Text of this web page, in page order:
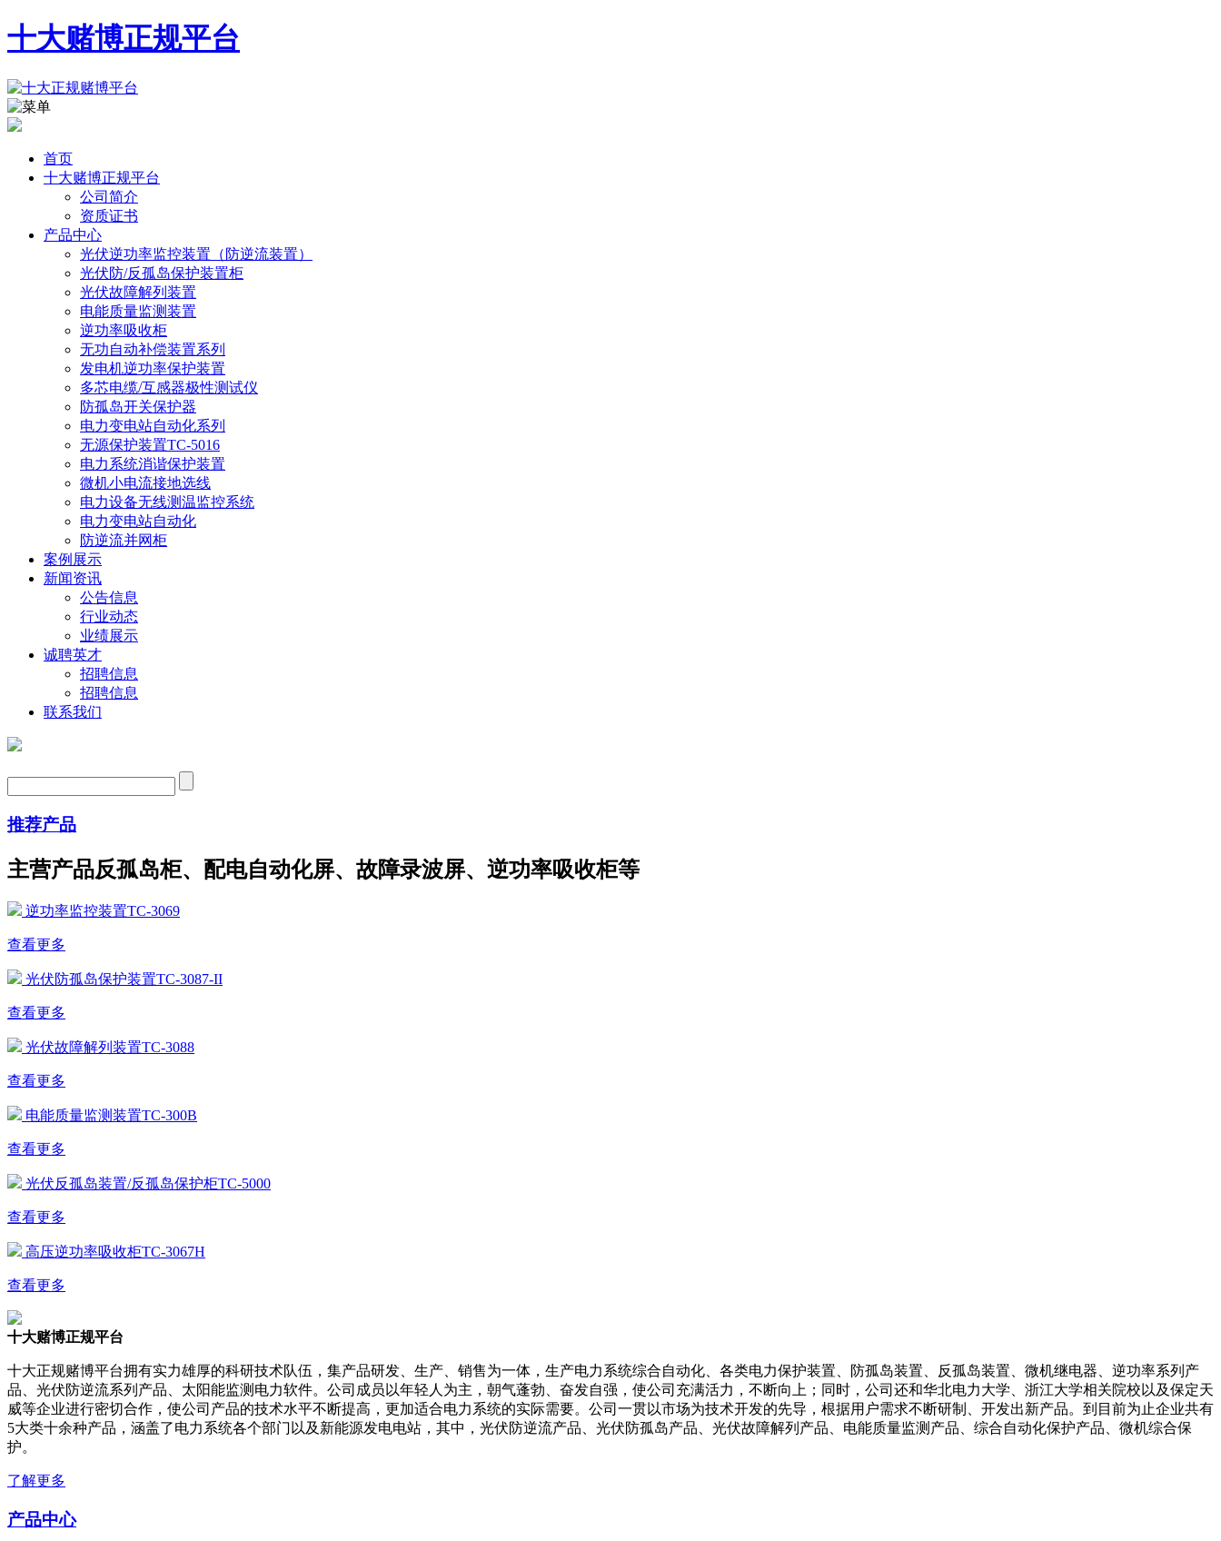
十大赌博正规平台
首页
十大赌博正规平台
公司简介
资质证书
产品中心
光伏逆功率监控装置（防逆流装置）
光伏防/反孤岛保护装置柜
光伏故障解列装置
电能质量监测装置
逆功率吸收柜
无功自动补偿装置系列
发电机逆功率保护装置
多芯电缆/互感器极性测试仪
防孤岛开关保护器
电力变电站自动化系列
无源保护装置TC-5016
电力系统消谐保护装置
微机小电流接地选线
电力设备无线测温监控系统
电力变电站自动化
防逆流并网柜
案例展示
新闻资讯
公告信息
行业动态
业绩展示
诚聘英才
招聘信息
招聘信息
联系我们
推荐产品
主营产品反孤岛柜、配电自动化屏、故障录波屏、逆功率吸收柜等
逆功率监控装置TC-3069
查看更多
光伏防孤岛保护装置TC-3087-II
查看更多
光伏故障解列装置TC-3088
查看更多
电能质量监测装置TC-300B
查看更多
光伏反孤岛装置/反孤岛保护柜TC-5000
查看更多
高压逆功率吸收柜TC-3067H
查看更多
十大赌博正规平台
十大正规赌博平台拥有实力雄厚的科研技术队伍，集产品研发、生产、销售为一体，生产电力系统综合自动化、各类电力保护装置、防孤岛装置、反孤岛装置、微机继电器、逆功率系列产
品、光伏防逆流系列产品、太阳能监测电力软件。公司成员以年轻人为主，朝气蓬勃、奋发自强，使公司充满活力，不断向上；同时，公司还和华北电力大学、浙江大学相关院校以及保定天
威等企业进行密切合作，使公司产品的技术水平不断提高，更加适合电力系统的实际需要。公司一贯以市场为技术开发的先导，根据用户需求不断研制、开发出新产品。到目前为止企业共有
5大类十余种产品，涵盖了电力系统各个部门以及新能源发电电站，其中，光伏防逆流产品、光伏防孤岛产品、光伏故障解列产品、电能质量监测产品、综合自动化保护产品、微机综合保
护。
了解更多
产品中心